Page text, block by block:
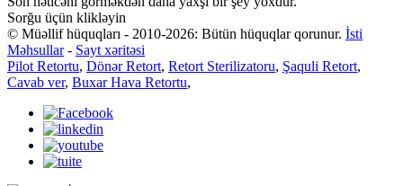
Sorğu üçün klikləyin
© Müəllif hüquqları - 2010-2026: Bütün hüquqlar qorunur. İsti
Məhsullar- Sayt xəritəsi
Pilot Retortu, Dönər Retort, Retort Sterilizatoru, Şaquli Retort,
Cavab ver, Buxar Hava Retortu,